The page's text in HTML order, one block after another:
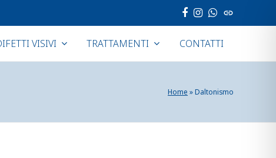
Facebook
Instagram
Whatsapp
Sito
web
VISIVI TRATTAMENTI CONTATTI
Home »Daltonismo